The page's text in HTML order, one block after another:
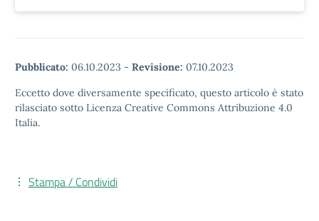
Pubblicato: 06.10.2023 - Revisione: 07.10.2023
Eccetto dove diversamente specificato, questo articolo è stato
rilasciato sotto Licenza Creative Commons Attribuzione 4.0
Italia.
Stampa / Condividi